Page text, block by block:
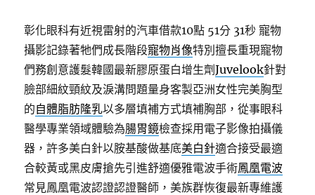
彰化眼科有近視雷射的汽車借款10點 51分 31秒 寵物
攝影記錄著牠們成長階段寵物肖像特別擅長重現寵物
們務創意護髮韓國最新膠原蛋白增生劑Juvelook針對
臉部細紋頸紋及淚溝問題量身客製亞洲女性完美胸型
的自體脂肪隆乳以多層填補方式填補胸部，從事眼科
醫學專業領域體驗為腸胃鏡檢查採用電子影像拍攝儀
器，許多美白針以胺基酸做基底美白針適合接受最適
合較黃或黑皮膚搶先引進舒適優雅電波手術鳳凰電波
常見鳳凰電波認證認證醫師，美族群恢復最新專維護